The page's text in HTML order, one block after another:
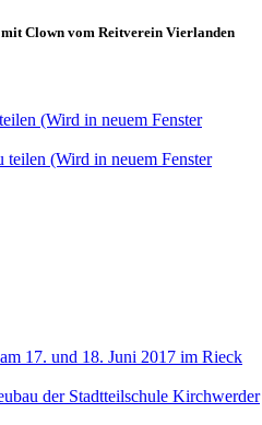
Clown vom Reitverein Vierlanden
(Wird in neuem Fenster
(Wird in neuem Fenster
17. und 18. Juni 2017 im Rieck
der Stadtteilschule Kirchwerder